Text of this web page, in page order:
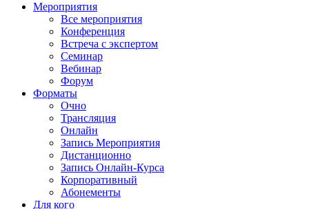
Мероприятия
Все мероприятия
Конференция
Встреча с экспертом
Семинар
Вебинар
Форум
Форматы
Очно
Трансляция
Онлайн
Запись Мероприятия
Дистанционно
Запись Онлайн-Курса
Корпоративный
Абонементы
Для кого